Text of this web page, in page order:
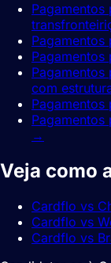
Pagamentos
Pagamentos
com
Pagamentos
Pagamentos
→
Veja como
Cardflo vs
Cardflo vs
Cardflo vs